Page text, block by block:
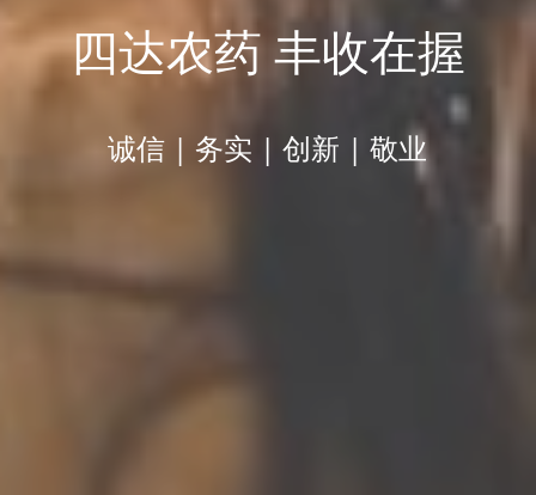
四达农药 丰收在握
诚信 | 务实 | 创新 | 敬业